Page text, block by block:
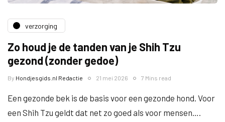
verzorging
Zo houd je de tanden van je Shih Tzu
gezond (zonder gedoe)
By Hondjesgids.nl Redactie 21 mei 2026 7 Mins read
Een gezonde bek is de basis voor een gezonde hond. Voor
een Shih Tzu geldt dat net zo goed als voor mensen….